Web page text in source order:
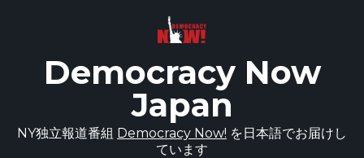
Democracy Now
Japan
NY独立報道番組 Democracy Now! を日本語でお届けし
ています